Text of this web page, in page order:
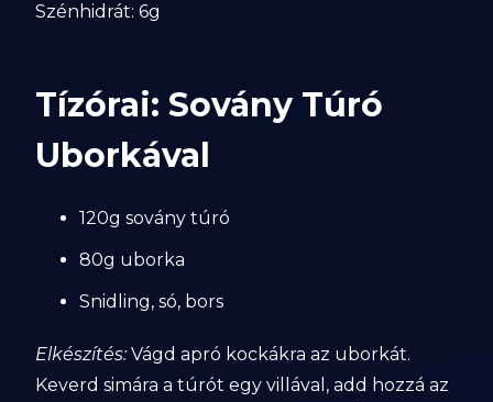
Szénhidrát: 6g
Tízórai: Sovány Túró
Uborkával
120g sovány túró
80g uborka
Snidling, só, bors
Elkészítés:Vágd apró kockákra az uborkát.
Keverd simára a túrót egy villával, add hozzá az